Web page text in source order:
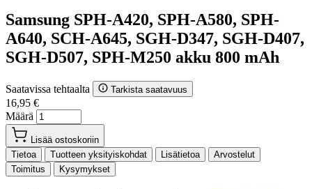
Samsung SPH-A420, SPH-A580, SPH-
A640, SCH-A645, SGH-D347, SGH-D407,
SGH-D507, SPH-M250 akku 800 mAh
Saatavissa tehtaalta Tarkista saatavuus
16,95 €
Määrä
Lisää ostoskoriin
Tietoa
Tuotteen yksityiskohdat Lisätietoa
Arvostelut
Toimitus
Kysymykset